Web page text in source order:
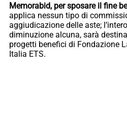
Memorabid, per sposare il fine
applica nessun tipo di
aggiudicazione delle aste;
diminuzione alcuna, sarà
progetti benefici di Fondazione
Italia ETS.